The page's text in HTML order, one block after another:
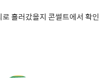
흘러갔을지 콘썰트에서 확인